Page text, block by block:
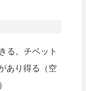
る。チベット
あり得る（空